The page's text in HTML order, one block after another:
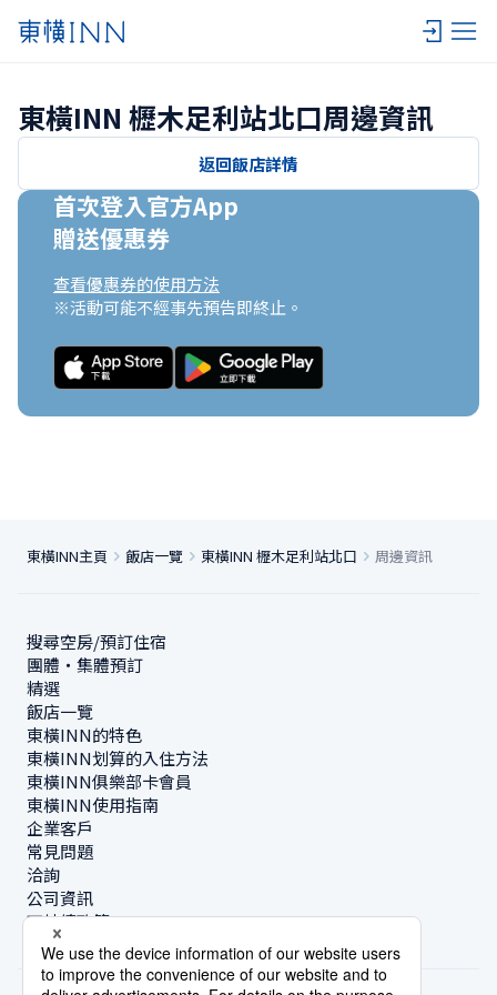
東橫INN 櫪木足利站北口周邊資訊
返回飯店詳情
首次登入官方App
贈送優惠券
查看優惠券的使用方法
※活動可能不經事先預告即終止。
東橫INN主頁 飯店一覽 東橫INN 櫪木足利站北口 周邊資訊
搜尋空房/預訂住宿
團體・集體預訂
精選
飯店一覽
東橫INN的特色
東橫INN划算的入住方法
東橫INN俱樂部卡會員
東橫INN使用指南
企業客戶
常見問題
洽詢
公司資訊
可持續政策